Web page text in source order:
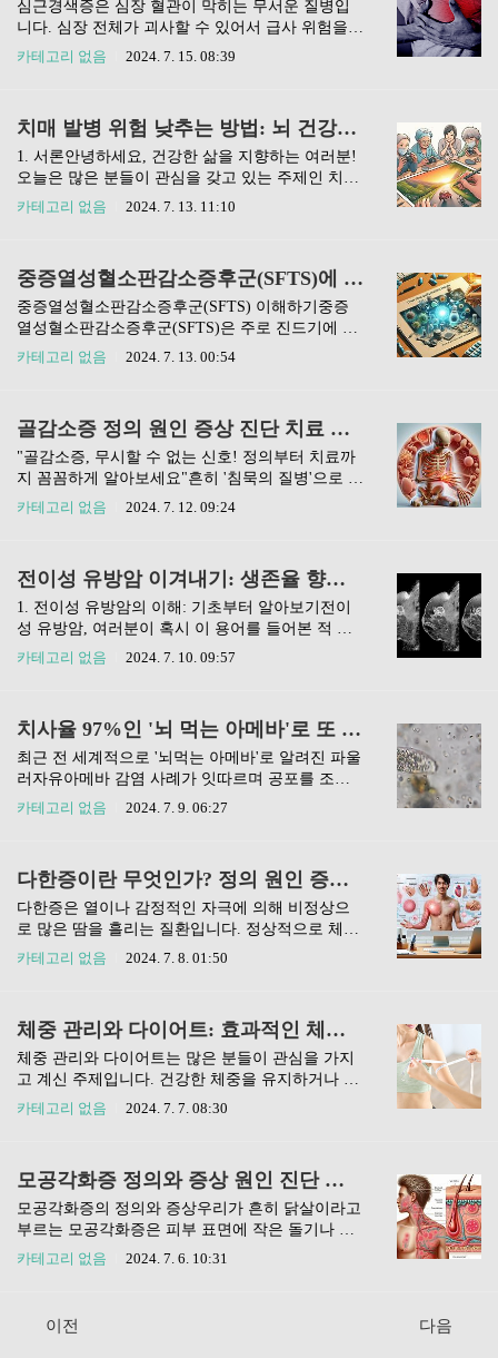
건강에 심각한 위협이 되고 있으며, 이를 관리하지
않을 경우 심장과 뇌혈관 질환의 위험성이 크게 증
가합니다.1. 고지혈증과 이상지질혈증의 위험성 인
식대한뇌졸중학회의 분석에 따르면, 뇌졸중 환자
다. 이는 당뇨병의 유병률인 34.3%를 넘는 수치로
나타났고, 흡연 21.9%로, ..
심근경색증은 심장 혈관이 막히는 무서운 질병입
니다. 심장 전체가 괴사할 수 있어서 급사 위험을
높이는 요인이 되죠. 최근 건강보험심사평가원 자
무더위는 몸에서 땀을 많이 배출시키는데, 이로 인
해 체내 수분이 줄어들고 혈액이 끈적해지면서 혈
전이 잘 생길 수 있거든요. 이럴 때 혈관 막힘으로
인해 심근경색의 위험이 커집니다.1. 여름철 심장
건강 경보통계청에 따르면, 우리나라에서 심장혈
을 인지하고, 특히 더위에 땀을 많이 흘리며 스트레
스를 받는 경우, 혈압이 급격히 변할..
카테고리 없음 2024. 7. 15. 08:39
치매 발병 위험 낮추는 방법: 뇌 건강을 위한 필수 습관
1. 서론안녕하세요, 건강한 삶을 지향하는 여러분!
오늘은 많은 분들이 관심을 갖고 있는 주제인 치매
예방에 대해 이야기해볼게요. 치매는 누구에게나
자세히 알아보고, 실천할 수 있는 다양한 방법을 소
개할게요. 그러면 이제 시작해볼까요?2. 건강한 식
단으로 뇌 건강 지키기2.1 항산화제가 풍부한 식품
섭취항산화제가 풍부한 식품을 섭취하면 뇌 건강
을 유지하는 데 큰 도움이 돼요. 항산화제는 우리
금치, 브로콜리 같은 식품은 항산화제가 풍부해서
뇌 건강에 매우..
카테고리 없음 2024. 7. 13. 11:10
중증열성혈소판감소증후군(SFTS)에 대한 심층 분석
중증열성혈소판감소증후군(SFTS) 이해하기중증
열성혈소판감소증후군(SFTS)은 주로 진드기에 의
해 전파되는 바이러스성 질환으로 다양한 증상을
화기 증상 등 다양한 임상 증상을 나타내기 시작합
니다.이 질병은 SFTS 바이러스(Bunyaviridae 과의
Phlebovirus 속에 속하는 바이러스)에 의해 발생하
며, 주요 번식원인 참진드기류를 통해 인간에게 전
파될 수 있습니다. 질병의 중증도는 높아 치사율이
있습니다.SFTS의 전염 경로와 예방법SFTS의 주요
전염 ..
카테고리 없음 2024. 7. 13. 00:54
골감소증 정의 원인 증상 진단 치료 경과 주의사항의 모든 것
"골감소증, 무시할 수 없는 신호! 정의부터 치료까
지 꼼꼼하게 알아보세요"흔히 '침묵의 질병'으로 불
리는 골감소증은 자각 증상이 거의 없어 무심코 넘
법, 치료 및 예방법, 그리고 주의해야 할 사항까지
차근차근 알아보겠습니다. 함께 건강한 뼈를 지키
는 지혜를 배워볼까요?골감소증의 정확한 정의를
알아봅시다골감소증이란, 골밀도가 감소하여 정상
범위보다 낮지만 골다공증에 이르지는 않은 상태
뼈는 지속적으로 파괴되고 재생되는데, 이 과정에
서 균형이 깨지면 골감소증이 발생할..
카테고리 없음 2024. 7. 12. 09:24
전이성 유방암 이겨내기: 생존율 향상을 위한 최신 치료법과 관리 전략
1. 전이성 유방암의 이해: 기초부터 알아보기전이
성 유방암, 여러분이 혹시 이 용어를 들어본 적 있
으신가요? 유방암은 암세포가 유방 조직에서 발생
고통을 주는 병입니다.전이성 유방암에 대한 이해
를 돕기 위해, 우선 암의 전이 과정과 전이성 유방
암이 되는 원인에 대해서 자세히 알아볼 필요가 있
어요. 전이성 유방암의 발견과 진단, 그리고 이에
따른 적절한 대처 방법도 이해해야 할 중요한 부분
2. 전이성 유방암 진단: 정확한 진단을 위한 체계적
접근법전이성 유방암 ..
카테고리 없음 2024. 7. 10. 09:57
치사율 97%인 '뇌 먹는 아메바'로 또 사망..한국은 안전할까
최근 전 세계적으로 '뇌먹는 아메바'로 알려진 파울
러자유아메바 감염 사례가 잇따르며 공포를 조성
하고 있습니다. 이는 코를 통해 인간의 뇌로 침투하
다. 이스라엘 북부의 한 수역에서 수영을 즐긴 26세
남성이 아메바에 감염된 후 발열과 두통, 구토 증상
을 보이다가 결국 사망했습니다. 인도에서도 14세
소년이 비슷한 증상으로 생을 마감했으며, 이 두 사
례 외에도 최근 몇 달 동안 수영을 통한 감염으로
관리청과 CDC에 따르면, 파울러자유아메바는 특
히 따뜻한 물에서 서식하는 자유 생..
카테고리 없음 2024. 7. 9. 06:27
다한증이란 무엇인가? 정의 원인 증상 진단 치료법과 생활수칙 안내
다한증은 열이나 감정적인 자극에 의해 비정상으
로 많은 땀을 흘리는 질환입니다. 정상적으로 체온
이 올라가면 땀샘에서 땀을 분비하게 됩니다.이 글
도한 땀을 흘리는 상태를 의미합니다. 우리 몸에는
두 가지 유형의 땀샘이 있는데, 에크린 땀샘과 아포
크린 땀샘으로 구분됩니다. 에크린 땀샘은 몸의 온
도 조절을 위해 전신에 분포되어 있으며, 아포크린
땀샘은 주로 겨드랑이, 사타구니, 발바닥 등에 위치
인해 일상 생활에 지장을 받게 됩니다.다한증의 원
인은 구체적으로 명확히 밝혀진 바가..
카테고리 없음 2024. 7. 8. 01:50
체중 관리와 다이어트: 효과적인 체중 감량을 위한 규칙적인 운동 전략
체중 관리와 다이어트는 많은 분들이 관심을 가지
고 계신 주제입니다. 건강한 체중을 유지하거나 체
중 감량을 원하시는 분들에게 이 정보는 매우 중요
중 관리의 중요성체중관리는 우리의 전반적인 건
강을 유지하는 데 매우 중요한 역할을 합니다. 비만
이나 과체중은 다양한 건강 문제를 야기할 수 있습
니다.1.1 체중 관리의 중요성중 관리는 우리의 전반
적인 건강을 유지하는 데 매우 중요한 역할을 합니
질환 등의 위험 요인이 될 수 있습니다. 이러한 질
카테고리 없음 2024. 7. 7. 08:30
모공각화증 정의와 증상 원인 진단 치료법 및 관리방법 다 알려줌
모공각화증의 정의와 증상우리가 흔히 닭살이라고
부르는 모공각화증은 피부 표면에 작은 돌기나 결
절처럼 보이는 상태로, 주로 팔과 다리에 나타납니
을 막으면서 나타나는 현상입니다. 대부분의 경우
가 가려움증을 동반하지 않으며, 가볍게 촉감이 느
카테고리 없음 2024. 7. 6. 10:31
이전 다음